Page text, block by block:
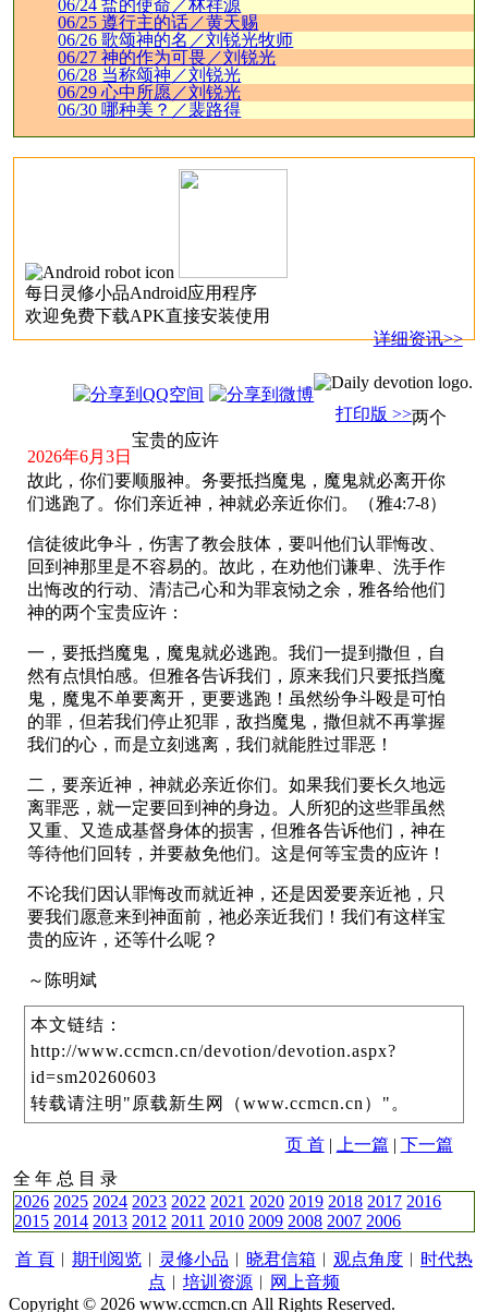
06/24 盐的使命／林祥源
06/25 遵行主的话／黄天赐
06/26 歌颂神的名／刘锐光牧师
06/27 神的作为可畏／刘锐光
06/28 当称颂神／刘锐光
06/29 心中所愿／刘锐光
06/30 哪种美？／裴路得
每日灵修小品Android应用程序
欢迎免费下载APK直接安装使用
详细资讯>>
打印版 >>
2026年6月3日
两个
宝贵的应许
故此，你们要顺服神。务要抵挡魔鬼，魔鬼就必离开你
们逃跑了。你们亲近神，神就必亲近你们。（雅4:7-8）
信徒彼此争斗，伤害了教会肢体，要叫他们认罪悔改、
回到神那里是不容易的。故此，在劝他们谦卑、洗手作
出悔改的行动、清洁己心和为罪哀恸之余，雅各给他们
神的两个宝贵应许：
一，要抵挡魔鬼，魔鬼就必逃跑。我们一提到撒但，自
然有点惧怕感。但雅各告诉我们，原来我们只要抵挡魔
鬼，魔鬼不单要离开，更要逃跑！虽然纷争斗殴是可怕
的罪，但若我们停止犯罪，敌挡魔鬼，撒但就不再掌握
我们的心，而是立刻逃离，我们就能胜过罪恶！
二，要亲近神，神就必亲近你们。如果我们要长久地远
离罪恶，就一定要回到神的身边。人所犯的这些罪虽然
又重、又造成基督身体的损害，但雅各告诉他们，神在
等待他们回转，并要赦免他们。这是何等宝贵的应许！
不论我们因认罪悔改而就近神，还是因爱要亲近祂，只
要我们愿意来到神面前，祂必亲近我们！我们有这样宝
贵的应许，还等什么呢？
～陈明斌
本文链结：
http://www.ccmcn.cn/devotion/devotion.aspx?
id=sm20260603
转载请注明"原载新生网（www.ccmcn.cn）"。
页 首| 上一篇 | 下一篇
全 年 总 目 录
2026 2025 2024 2023 2022 2021 2020 2019 2018 2017 2016
2015 2014 2013 2012 2011 2010 2009 2008 2007 2006
首 頁 ︱ 期刊阅览 ︱ 灵修小品 ︱ 晓君信箱 ︱ 观点角度 ︱ 时代热
点 ︱ 培训资源 ︱ 网上音频
Copyright © 2026 www.ccmcn.cn All Rights Reserved.